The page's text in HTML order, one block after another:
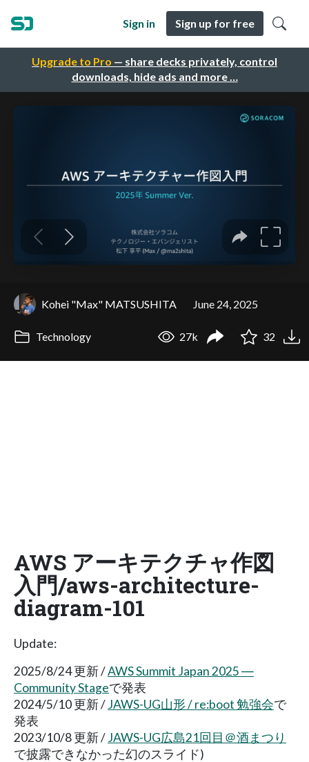
Upgrade to Pro — share decks privately, control
downloads, hide ads and more …
Sign in Sign up for free
Kohei "Max" MATSUSHITA June 24, 2025
Technology 27k 32
AWS アーキテクチャ作図
入門/aws-architecture-
diagram-101
Update:
2025/8/24 更新 /AWS Summit Japan 2025 ―
Community Stageで発表
2024/5/10 更新 /JAWS-UG山形 / re:boot 勉強会で
発表
2023/10/8 更新 /JAWS-UG広島21回目＠酒まつり
で披露できなかった幻のスライド)